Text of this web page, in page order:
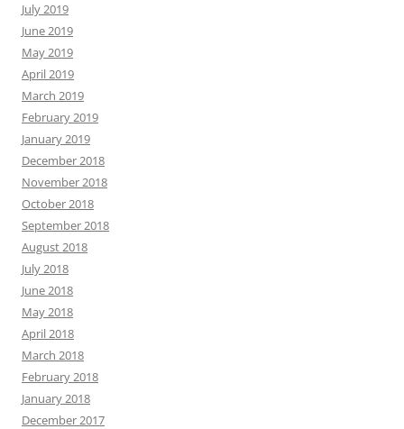
July 2019
June 2019
May 2019
April 2019
March 2019
February 2019
January 2019
December 2018
November 2018
October 2018
September 2018
August 2018
July 2018
June 2018
May 2018
April 2018
March 2018
February 2018
January 2018
December 2017